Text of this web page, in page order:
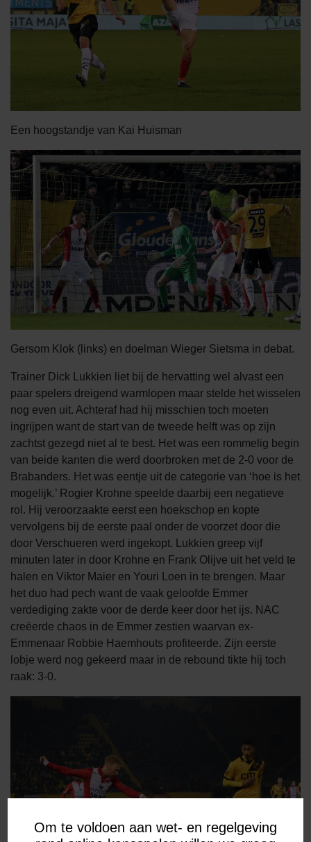
Om te voldoen aan wet- en regelgeving
Een hoogstandje van Kai Huisman
Gersom Klok (links) en doelman Wieger Sietsma in debat.
Trainer Dick Lukkien liet bij de hervatting wel alvast een
paar spelers dreigend warmlopen maar stelde het wisselen
nog even uit. Achteraf had hij misschien toch moeten
ingrijpen want de start van de tweede helft was op zijn
zachtst gezegd niet al te best. Het was een rommelig begin
van beide kanten die werd doorbroken met de 2-0 voor de
Brabanders. Het was eentje uit de categorie van ‘hoe is het
mogelijk.’ Rogier Krohne speelde daarbij een negatieve
rol. Hij veroorzaakte eerst een hoekschop en kopte
vervolgens bij de eerste paal onder de voorzet door die
door Verschueren werd ingekopt. Lukkien greep vijf
minuten later in door Krohne en Frank Olijve uit het veld te
halen en Viktor Maier en Youri Loen in te brengen. Maar
het duo had pech want de vaak geloofde Emmer
verdediging zakte voor de derde keer door het ijs. NAC
creëerde chaos in de Emmer zestien waarvan ex-
Emmenaar Robbie Haemhouts profiteerde. Zijn eerste
lobje werd nog gekeerd maar in de rebound tikte hij toch
raak: 3-0.